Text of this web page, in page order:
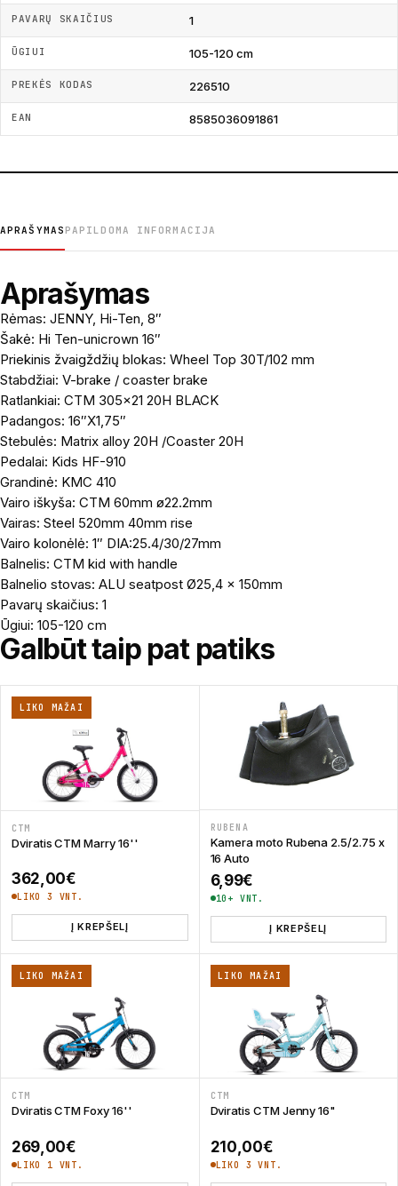
PAVARŲ SKAIČIUS 1
ŪGIUI 105-120 cm
PREKĖS KODAS 226510
EAN 8585036091861
APRAŠYMAS PAPILDOMA INFORMACIJA
Aprašymas
Rėmas: JENNY, Hi-Ten, 8″
Šakė: Hi Ten-unicrown 16″
Priekinis žvaigždžių blokas: Wheel Top 30T/102 mm
Stabdžiai: V-brake / coaster brake
Ratlankiai: CTM 305×21 20H BLACK
Padangos: 16″X1,75″
Stebulės: Matrix alloy 20H /Coaster 20H
Pedalai: Kids HF-910
Grandinė: KMC 410
Vairo iškyša: CTM 60mm ø22.2mm
Vairas: Steel 520mm 40mm rise
Vairo kolonėlė: 1″ DIA:25.4/30/27mm
Balnelis: CTM kid with handle
Balnelio stovas: ALU seatpost Ø25,4 x 150mm
Pavarų skaičius: 1
Ūgiui: 105-120 cm
Galbūt taip pat patiks
LIKO MAŽAI
CTM
Dviratis CTM Marry 16''
362,00€
LIKO 3 VNT.
Į KREPŠELĮ
RUBENA
Kamera moto Rubena 2.5/2.75 x
16 Auto
6,99€
10+ VNT.
Į KREPŠELĮ
LIKO MAŽAI
CTM
Dviratis CTM Foxy 16''
269,00€
LIKO 1 VNT.
LIKO MAŽAI
CTM
Dviratis CTM Jenny 16"
210,00€
LIKO 3 VNT.